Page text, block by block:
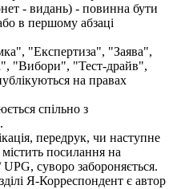
- видань) - повинна бути
в першому абзаці
"Експертиза", "Заява",
"Вибори", "Тест-драйв",
на правах
спільно з
передрук, чи наступне
посилання на
суворо забороняється.
Я-Корреспондент є автор